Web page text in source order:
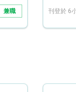
兼職 刊登於 6